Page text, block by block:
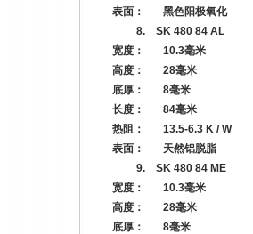
表面：
黑色阳极氧化
8.
SK 480 84 AL
宽度：
10.3毫米
高度：
28毫米
底厚：
8毫米
长度：
84毫米
热阻：
13.5-6.3 K / W
表面：
天然铝脱脂
9.
SK 480 84 ME
宽度：
10.3毫米
高度：
28毫米
底厚：
8毫米